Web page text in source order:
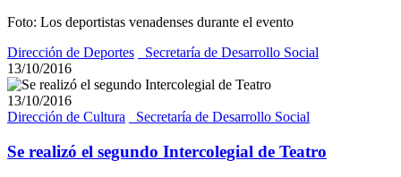
Foto: Los deportistas venadenses durante el evento
Dirección de Deportes
_Secretaría de Desarrollo Social
13/10/2016
13/10/2016
Dirección de Cultura
_Secretaría de Desarrollo Social
Se realizó el segundo Intercolegial de Teatro